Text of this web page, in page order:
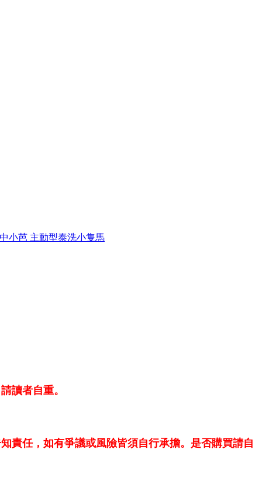
小芭 主動型泰洗小隻馬
讀者自重。
責任，如有爭議或風險皆須自行承擔。是否購買請自